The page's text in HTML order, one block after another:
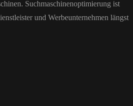
Suchmaschinenoptimierung ist
und Werbeunternehmen längst